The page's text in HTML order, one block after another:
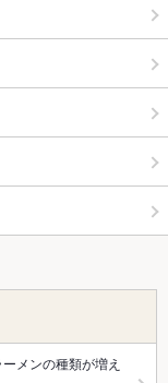
メンの種類が増え